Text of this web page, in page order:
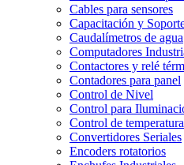
Cables para sensores
Capacitación y
Caudalímetros de agua
Computadores
Contactores y relé
Contadores para panel
Control de Nivel
Control para
Control de
Convertidores Seriales
Encoders rotatorios